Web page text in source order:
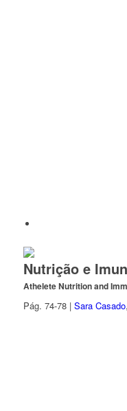
Nutrição e
Athelete Nutrition and
Pág. 74-78 | Sara Casado,